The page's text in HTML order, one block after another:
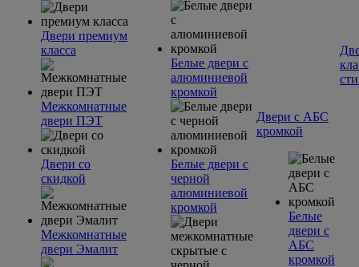
Двери премиум
класса
Межкомнатные
двери ПЭТ
Двери со
скидкой
Межкомнатные
двери Эмалит
Белые двери с
алюминиевой
кромкой
Белые двери с
черной
алюминиевой
кромкой
Двери с АБС
кромкой
Белые
двери с
АБС
кромкой